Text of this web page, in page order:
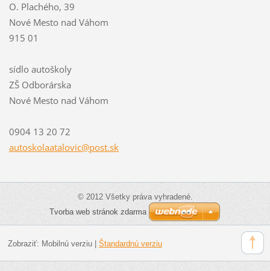
O. Plachého, 39
Nové Mesto nad Váhom
915 01
sídlo autoškoly
ZŠ Odborárska
Nové Mesto nad Váhom
0904 13 20 72
autoskolaatalovic@post.sk
© 2012 Všetky práva vyhradené.
Tvorba web stránok zdarma
Zobraziť: Mobilnú verziu| Štandardnú verziu